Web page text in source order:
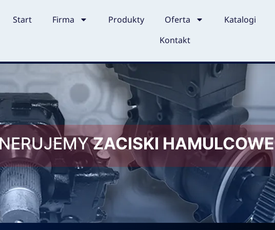
Start Firma Produkty Oferta Katalogi
Kontakt
ZACISKI HAMULCOWE